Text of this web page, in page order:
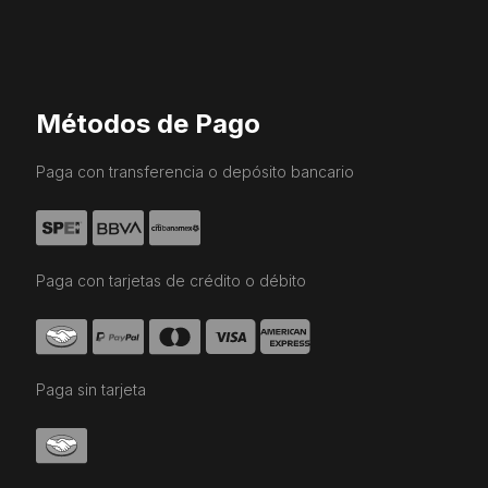
Métodos de Pago
Paga con transferencia o depósito bancario
Paga con tarjetas de crédito o débito
Paga sin tarjeta